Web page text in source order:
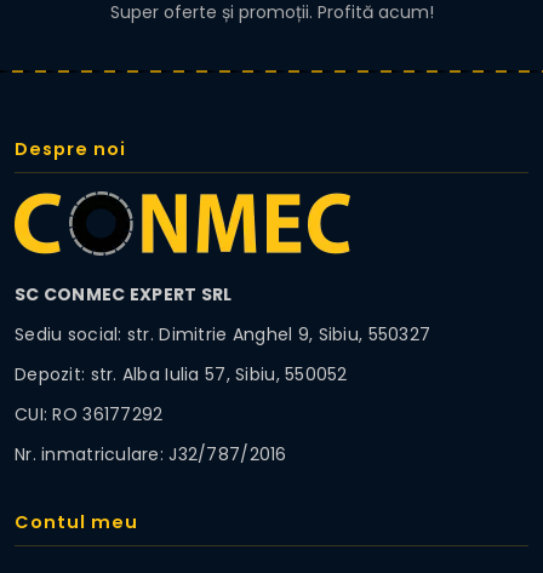
Super oferte și promoții. Profită acum!
Despre noi
SC CONMEC EXPERT SRL
Sediu social: str. Dimitrie Anghel 9, Sibiu, 550327
Depozit: str. Alba Iulia 57, Sibiu, 550052
CUI: RO 36177292
Nr. inmatriculare: J32/787/2016
Contul meu